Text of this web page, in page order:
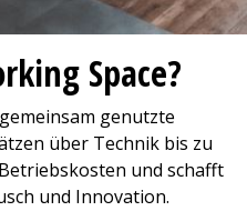
Space?
genutzte
über Technik bis zu
und schafft
und Innovation.